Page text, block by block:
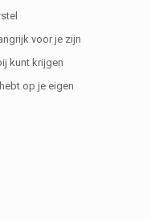
voor je zijn
kunt krijgen
op je eigen